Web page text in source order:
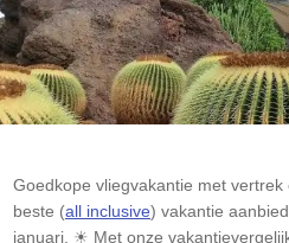
Goedkope vliegvakantie met
beste (all inclusive) vakantie
januari. ☀ Met onze